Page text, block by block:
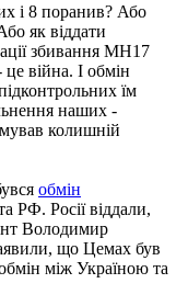
і 8 поранив? Або
як віддати
збивання МН17
війна. І обмін
їм
наших -
колишній
обмін
РФ. Росії віддали,
Володимир
що Цемах був
між Україною та